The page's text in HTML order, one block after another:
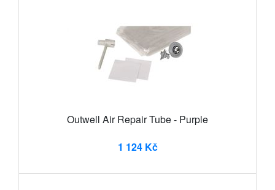
Outwell Air Repair Tube - Purple
1 124 Kč